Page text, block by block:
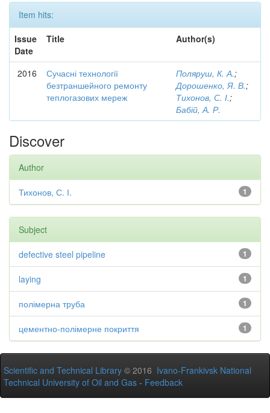
Item hits:
Issue
Date
Title Author(s)
2016
Сучасні технології
безтраншейного ремонту
теплогазових мереж
Поляруш, К. А.;
Дорошенко, Я. В.;
Тихонов, С. І.;
Бабій, А. Р.
Discover
Author
1
Тихонов, С. І.
Subject
1
defective steel pipeline
1
laying
1
полімерна труба
1
цементно-полімерне покриття
Scientific and Technical Library © 2016 Ivano-Frankivsk National
Technical University of Oil and Gas - Feedback